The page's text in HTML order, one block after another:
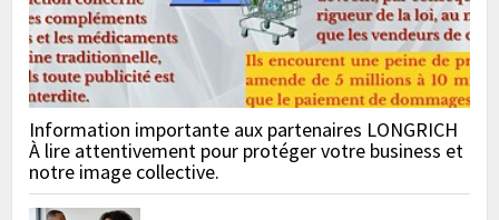
Information importante aux partenaires LONGRICH
À lire attentivement pour protéger votre business et
notre image collective.